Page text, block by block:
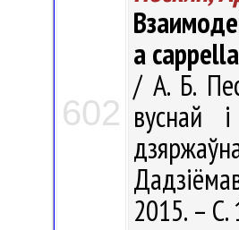
602
а
/ А. Б.
вуснай
2015. –